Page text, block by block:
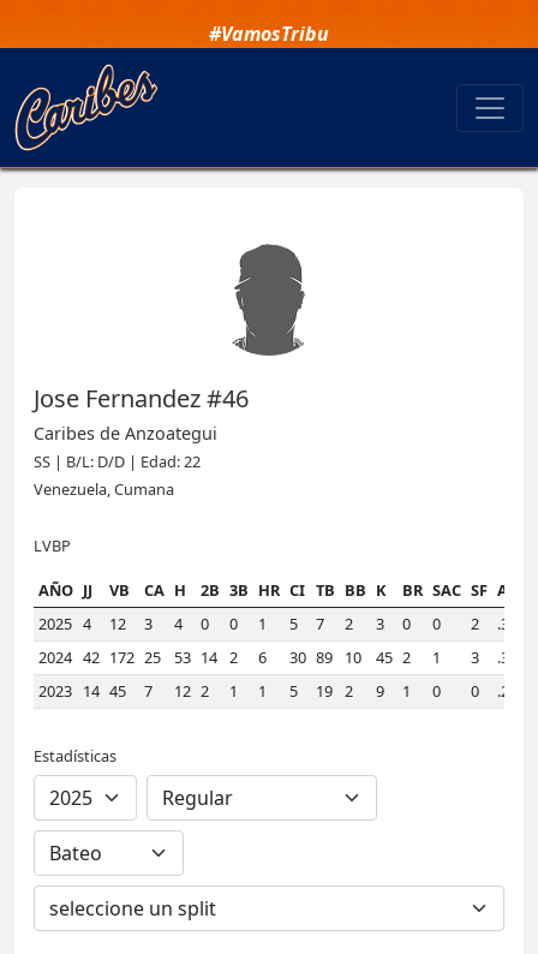
#VamosTribu
Jose Fernandez #46
Caribes de Anzoategui
SS | B/L: D/D | Edad: 22
Venezuela, Cumana
LVBP
AÑO JJ VB CA H 2B 3B HR CI TB BB K BR SAC SF AVE
2025 4 12 3 4 0 0 1 5 7 2 3 0 0 2 .333
2024 42 172 25 53 14 2 6 30 89 10 45 2 1 3 .308
2023 14 45 7 12 2 1 1 5 19 2 9 1 0 0 .267
Estadísticas